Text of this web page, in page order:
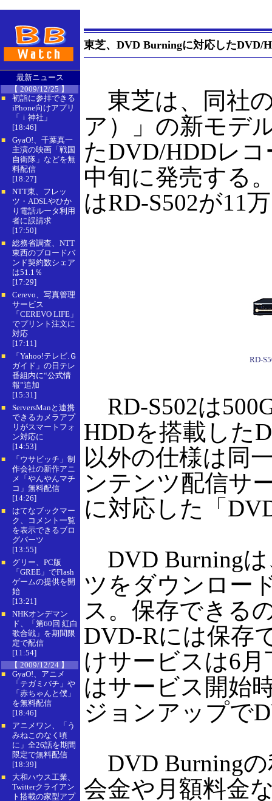
最新ニュース
【 2009/12/25 】
■
初詣に参拝できる
iPhone向けアプリ
「ｉ神社」
[18:46]
■
GyaO!、千葉真一
主演の映画「戦国
自衛隊」などを無
料配信
[18:27]
■
NTT東、フレッ
ツ・ADSLやひか
り電話ルータ利用
者に誤請求
[17:50]
■
総務省調査、NTT
東西のブロードバ
ンド契約数シェア
は51.1％
[17:29]
■
Cerevo、写真管理
サービス
「CEREVO LIFE」
でプリント注文に
対応
[17:11]
■
「Yahoo!テレビ.Ｇ
ガイド」の日テレ
番組内に“公式情
報”追加
[15:31]
■
ServersManと連携
できるカメラアプ
リがスマートフォ
ン対応に
[14:53]
■
「ウサビッチ」制
作会社の新作アニ
メ「やんやんマチ
コ」無料配信
[14:26]
■
はてなブックマー
ク、コメント一覧
を表示できるブロ
グパーツ
[13:55]
■
グリー、PC版
「GREE」でFlash
ゲームの提供を開
始
[13:21]
■
NHKオンデマン
ド、「第60回 紅白
歌合戦」を期間限
定で配信
[11:54]
【 2009/12/24 】
■
GyaO!、アニメ
「テガミバチ」や
「赤ちゃんと僕」
を無料配信
[18:46]
■
アニメワン、「う
みねこのなく頃
に」全26話を期間
限定で無料配信
[18:39]
■
大和ハウス工業、
Twitterクライアン
ト搭載の家型アプ
東芝、DVD Burningに対応したDVD/
東芝は、同社
ア）」の新モデ
たDVD/HDDレコ
中旬に発売する
はRD-S502が11
RD-
RD-S502は
HDDを搭載した
以外の仕様は同
ンテンツ配信サ
に対応した「
DVD Burning
ツをダウンロー
ス。保存できる
DVD-Rには保存
けサービスは6月
はサービス開始
ジョンアップで
DVD Burningの
会金や月額料金